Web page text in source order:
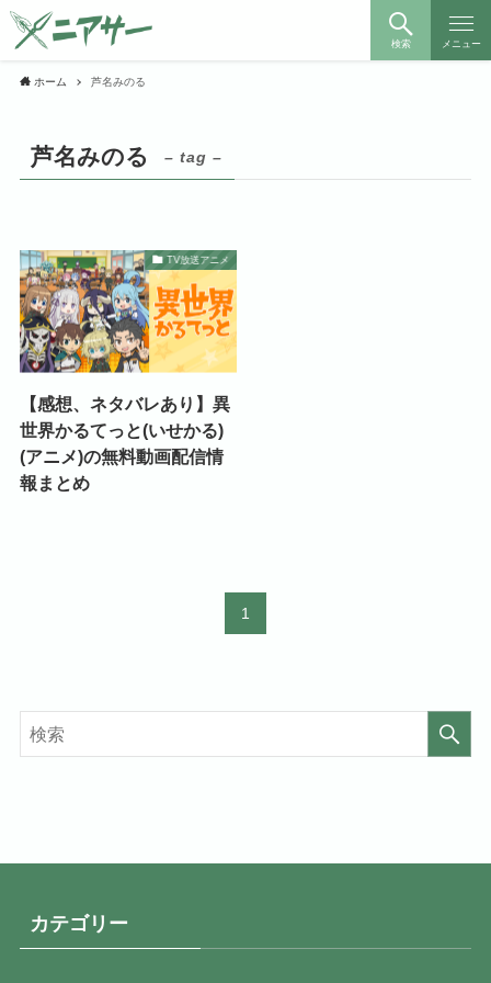
検索 メニュー
ホーム 芦名みのる
芦名みのる – tag –
TV放送アニメ
【感想、ネタバレあり】異
世界かるてっと(いせかる)
(アニメ)の無料動画配信情
報まとめ
1
カテゴリー